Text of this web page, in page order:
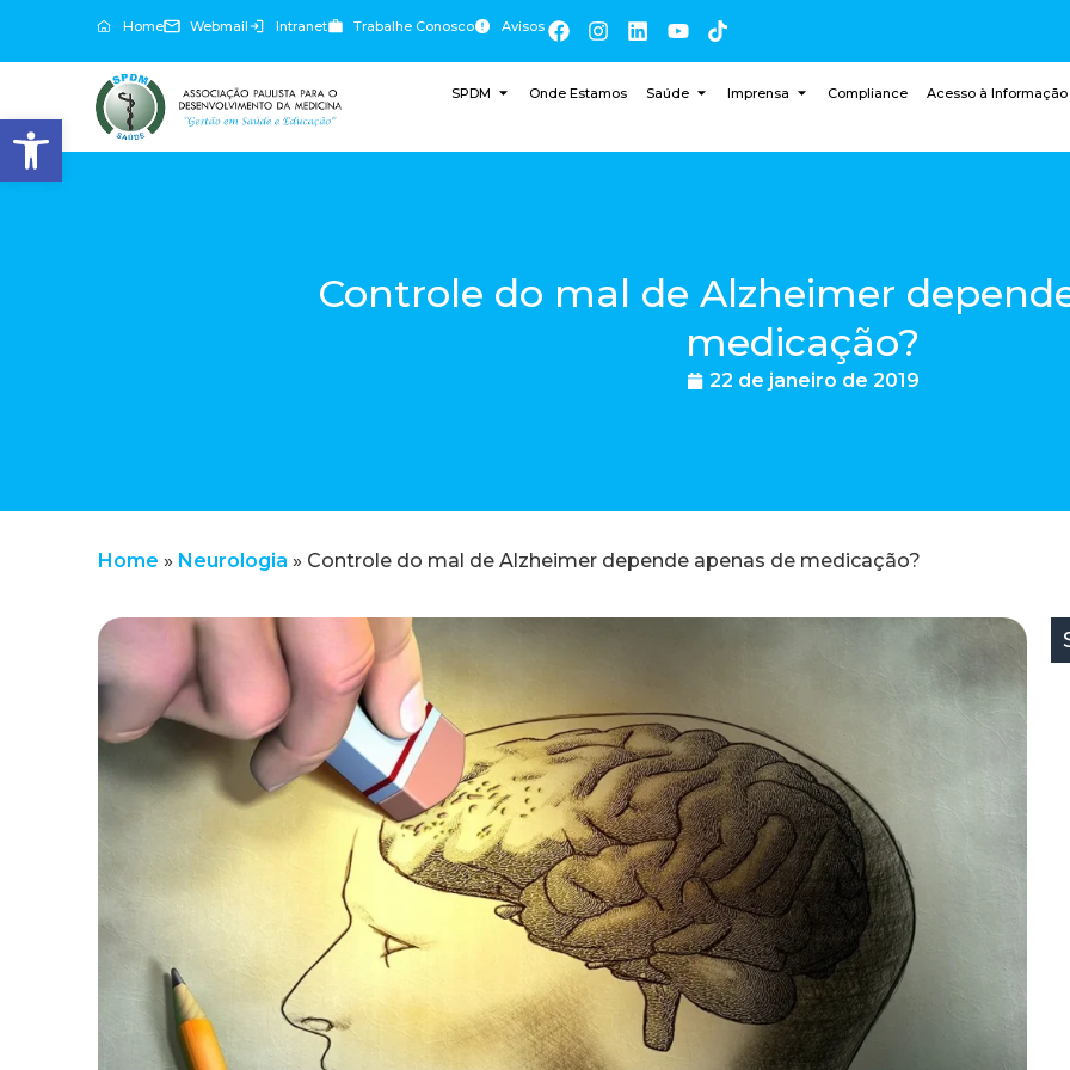
Abrir a barra de ferramentas
Home Webmail Intranet Trabalhe Conosco Avisos
SPDM Onde Estamos Saúde Imprensa Compliance Acesso à Informação
Controle do mal de Alzheimer
medicação?
22 de janeiro de 2019
Home » Neurologia » Controle do mal de Alzheimer depende apenas de medicação?